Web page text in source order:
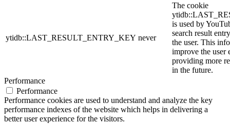
ytidb::LAST_RESULT_ENTRY_KEY never
The cookie
is used by
search result
the user. This
improve the user
providing more
in the future.
Performance
Performance
Performance cookies are used to understand and analyze the key
performance indexes of the website which helps in delivering a
better user experience for the visitors.